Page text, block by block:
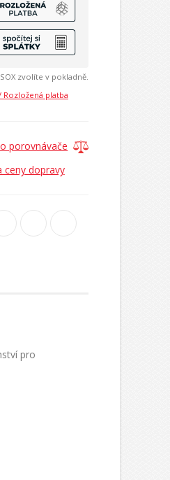
zvolíte v pokladně.
Rozložená platba
porovnávače
ceny dopravy
pro